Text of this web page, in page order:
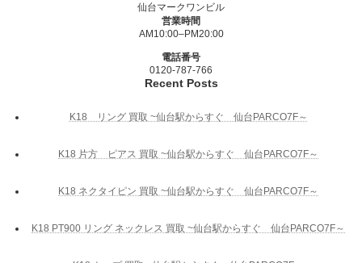
仙台マークワンビル
営業時間
AM10:00–PM20:00
電話番号
0120-787-766
Recent Posts
K18 リング 買取 ~仙台駅からすぐ 仙台PARCO7F～
K18 片方 ピアス 買取 ~仙台駅からすぐ 仙台PARCO7F～
K18 ネクタイピン 買取 ~仙台駅からすぐ 仙台PARCO7F～
K18 PT900 リング ネックレス 買取 ~仙台駅からすぐ 仙台PARCO7F～